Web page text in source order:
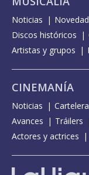
Noticias
Discos históricos
Artistas y grupos
CINEMANÍA
Noticias Cartelera
Avances
Tráilers
Actores y actrices